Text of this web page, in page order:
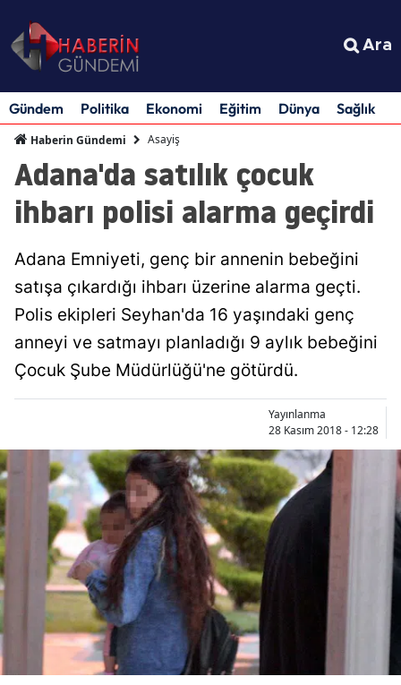
Ara
Gündem Politika Ekonomi Eğitim Dünya Sağlık
Haberin Gündemi Asayiş
Adana'da satılık çocuk
ihbarı polisi alarma geçirdi
Adana Emniyeti, genç bir annenin bebeğini
satışa çıkardığı ihbarı üzerine alarma geçti.
Polis ekipleri Seyhan'da 16 yaşındaki genç
anneyi ve satmayı planladığı 9 aylık bebeğini
Çocuk Şube Müdürlüğü'ne götürdü.
Yayınlanma
28 Kasım 2018 - 12:28